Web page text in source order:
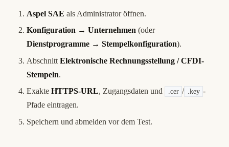
Aspel SAE als Administrator öffnen.
Konfiguration → Unternehmen (oder
Dienstprogramme → Stempelkonfiguration).
Abschnitt Elektronische Rechnungsstellung / CFDI-
Stempeln.
Exakte HTTPS-URL, Zugangsdaten und .cer / .key -
Pfade eintragen.
Speichern und abmelden vor dem Test.